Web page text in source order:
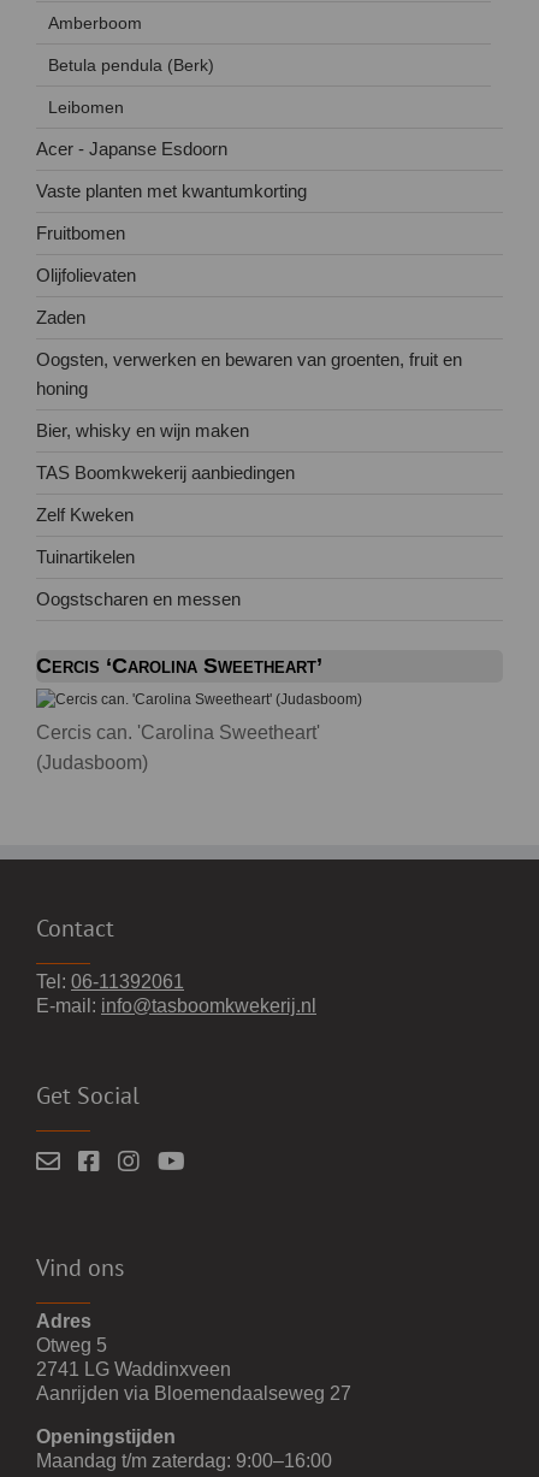
Amberboom
Betula pendula (Berk)
Leibomen
Acer - Japanse Esdoorn
Vaste planten met kwantumkorting
Fruitbomen
Olijfolievaten
Zaden
Oogsten, verwerken en bewaren van groenten, fruit en
honing
Bier, whisky en wijn maken
TAS Boomkwekerij aanbiedingen
Zelf Kweken
Tuinartikelen
Oogstscharen en messen
Cercis ‘Carolina Sweetheart’
Cercis can. 'Carolina Sweetheart'
(Judasboom)
Contact
Tel: 06-11392061
E-mail: info@tasboomkwekerij.nl
Get Social
Vind ons
Adres
Otweg 5
2741 LG Waddinxveen
Aanrijden via Bloemendaalseweg 27
Openingstijden
Maandag t/m zaterdag: 9:00–16:00